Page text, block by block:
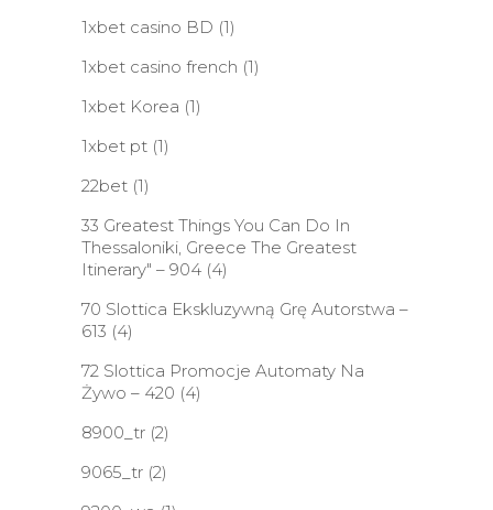
1xbet casino BD (1)
1xbet casino french (1)
1xbet Korea (1)
1xbet pt (1)
22bet (1)
33 Greatest Things You Can Do In
Thessaloniki, Greece The Greatest
Itinerary" – 904 (4)
70 Slottica Ekskluzywną Grę Autorstwa –
613 (4)
72 Slottica Promocje Automaty Na
Żywo – 420 (4)
8900_tr (2)
9065_tr (2)